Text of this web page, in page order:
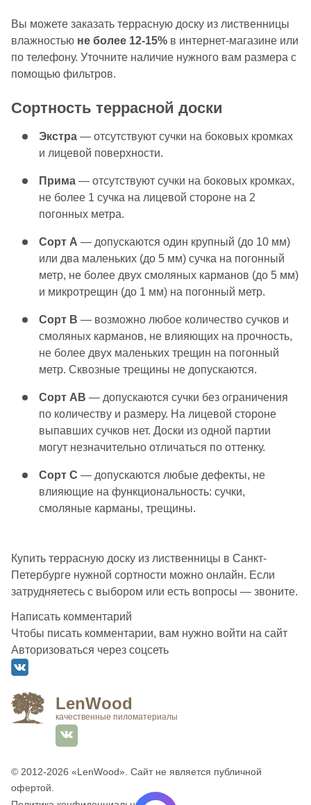
Вы можете заказать террасную доску из лиственницы
влажностью не более 12-15% в интернет-магазине или
по телефону. Уточните наличие нужного вам размера с
помощью фильтров.
Сортность террасной доски
Экстра — отсутствуют сучки на боковых кромках
и лицевой поверхности.
Прима — отсутствуют сучки на боковых кромках,
не более 1 сучка на лицевой стороне на 2
погонных метра.
Сорт A — допускаются один крупный (до 10 мм)
или два маленьких (до 5 мм) сучка на погонный
метр, не более двух смоляных карманов (до 5 мм)
и микротрещин (до 1 мм) на погонный метр.
Сорт B — возможно любое количество сучков и
смоляных карманов, не влияющих на прочность,
не более двух маленьких трещин на погонный
метр. Сквозные трещины не допускаются.
Сорт АВ — допускаются сучки без ограничения
по количеству и размеру. На лицевой стороне
выпавших сучков нет. Доски из одной партии
могут незначительно отличаться по оттенку.
Сорт C — допускаются любые дефекты, не
влияющие на функциональность: сучки,
смоляные карманы, трещины.
Купить террасную доску из лиственницы в Санкт-
Петербурге нужной сортности можно онлайн. Если
затрудняетесь с выбором или есть вопросы — звоните.
Написать комментарий
Чтобы писать комментарии, вам нужно войти на сайт
Авторизоваться через соцсеть
LenWood
качественные пиломатериалы
© 2012-2026 «LenWood» . Сайт не является публичной
офертой.